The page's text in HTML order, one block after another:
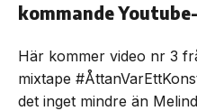
kommande
Här kommer video nr 3
mixtape
det inget mindre än